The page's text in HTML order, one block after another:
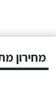
מחירון